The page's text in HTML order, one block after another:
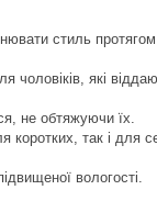
стиль
які
не обтяжуючи їх.
так і для
вологості.